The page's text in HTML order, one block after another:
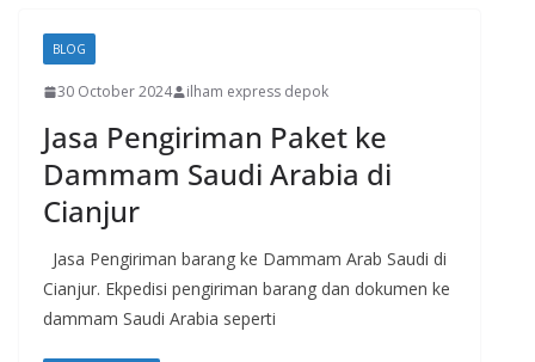
BLOG
30 October 2024 ilham express depok
Jasa Pengiriman Paket ke
Dammam Saudi Arabia di
Cianjur
Jasa Pengiriman barang ke Dammam Arab Saudi di
Cianjur. Ekpedisi pengiriman barang dan dokumen ke
dammam Saudi Arabia seperti